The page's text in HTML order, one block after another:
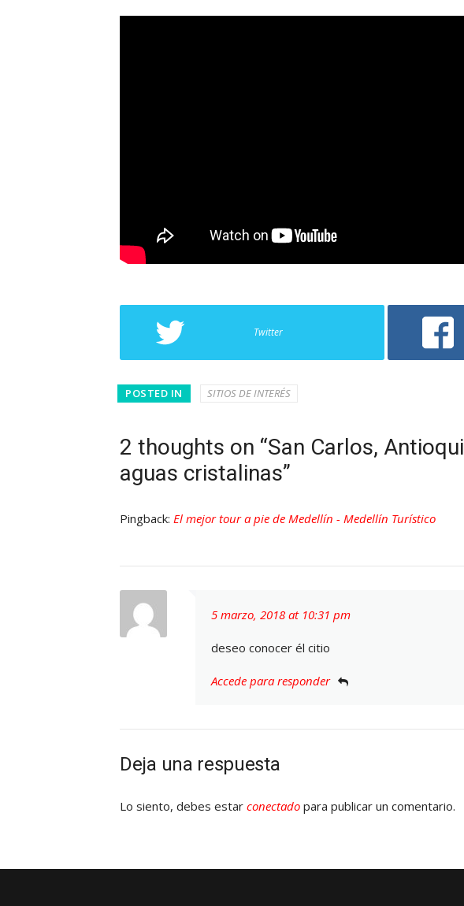
Twitter
POSTED IN SITIOS DE INTERÉS
2 thoughts on “San Carlos,
aguas cristalinas”
Pingback: El mejor tour a pie de Medellín - Medellín Turístico
5 marzo, 2018 at 10:31 pm
deseo conocer él citio
Accede para responder
Deja una respuesta
Lo siento, debes estar conectado para publicar un comentario.